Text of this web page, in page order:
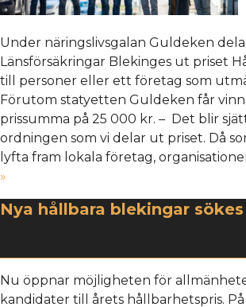
Under näringslivsgalan Guldeken
Länsförsäkringar Blekinges ut priset
till personer eller ett företag som
Förutom statyetten Guldeken får
prissumma på 25 000 kr. – Det blir
ordningen som vi delar ut priset. Då
lyfta fram lokala företag,
»
Nya hållbara blekingar sökes
Nu öppnar möjligheten för
kandidater till årets hållbarhetspris.